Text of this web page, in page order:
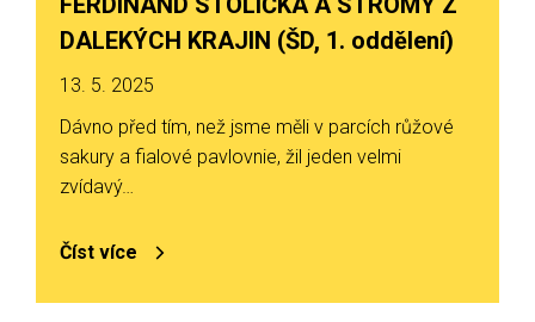
DALEKÝCH KRAJIN (ŠD, 1. oddělení)
13. 5. 2025
Dávno před tím, než jsme měli v parcích růžové
sakury a fialové pavlovnie, žil jeden velmi
zvídavý…
Číst více